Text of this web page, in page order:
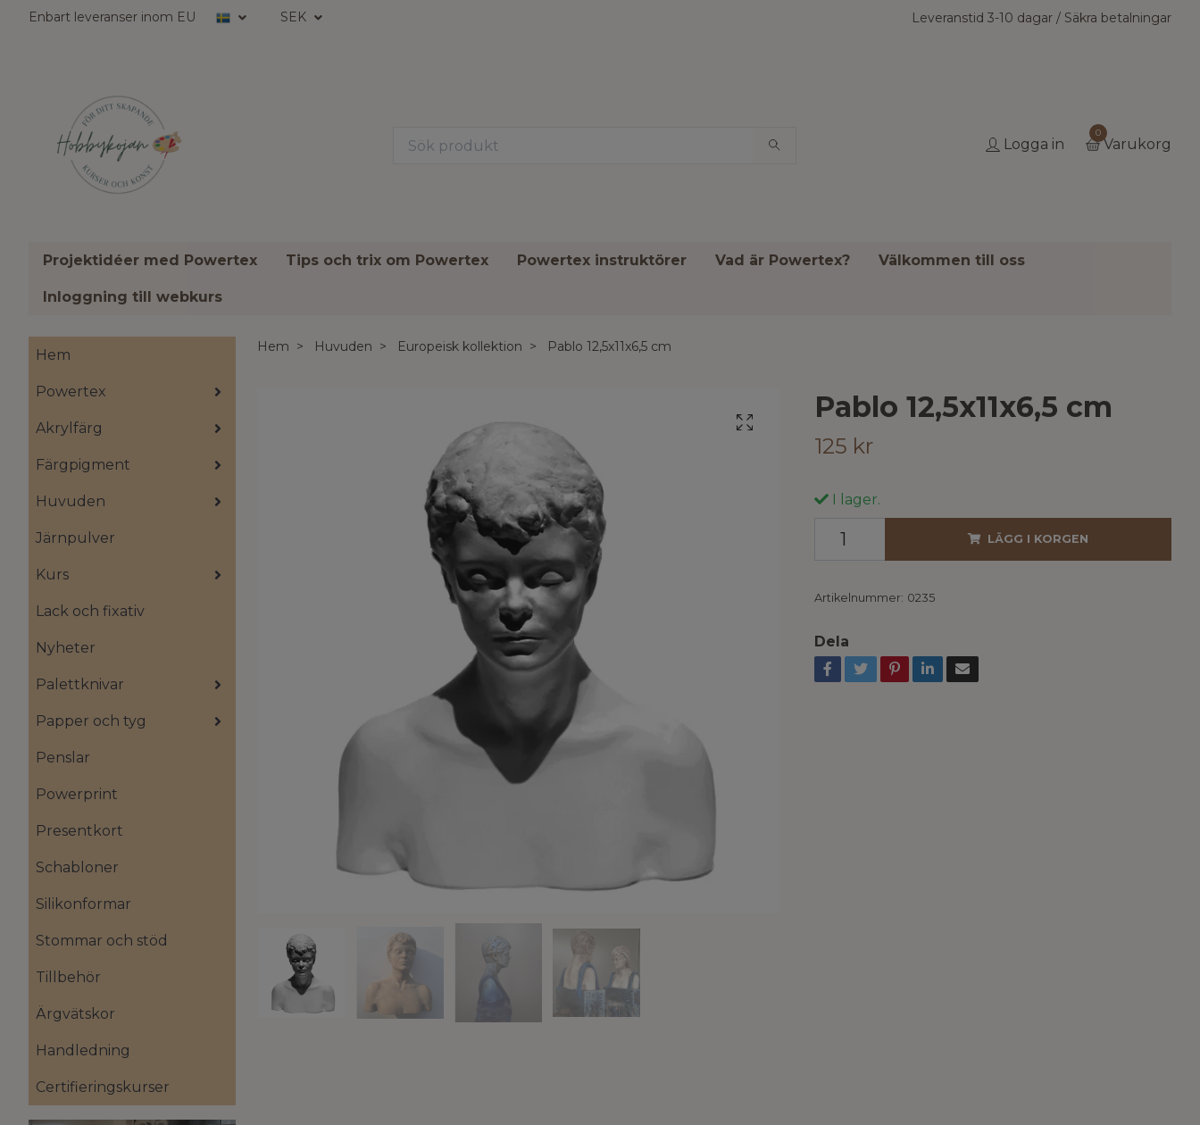
Enbart leveranser inom EU SEK Leveranstid 3-10 dagar / Säkra betalningar
Logga in
0
Varukorg
Projektidéer med Powertex Tips och trix om Powertex Powertex instruktörer Vad är Powertex? Välkommen till oss
Inloggning till webkurs
Hem
Powertex
Akrylfärg
Färgpigment
Huvuden
Järnpulver
Kurs
Lack och fixativ
Nyheter
Palettknivar
Papper och tyg
Penslar
Powerprint
Presentkort
Schabloner
Silikonformar
Stommar och stöd
Tillbehör
Ärgvätskor
Handledning
Certifieringskurser
Hem Huvuden Europeisk kollektion Pablo 12,5x11x6,5 cm
Pablo 12,5x11x6,5 cm
125 kr
I lager.
LÄGG I KORGEN
Artikelnummer: 0235
Dela